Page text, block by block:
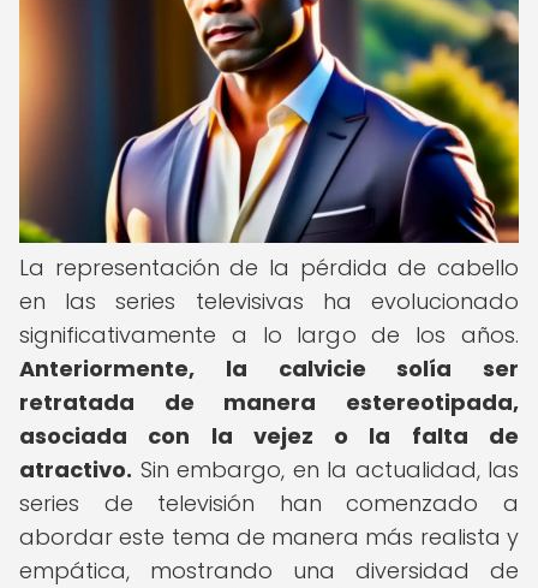
La representación de la pérdida de cabello
en las series televisivas ha evolucionado
significativamente a lo largo de los años.
Anteriormente, la calvicie solía ser
retratada de manera estereotipada,
asociada con la vejez o la falta de
atractivo. Sin embargo, en la actualidad, las
series de televisión han comenzado a
abordar este tema de manera más realista y
empática, mostrando una diversidad de